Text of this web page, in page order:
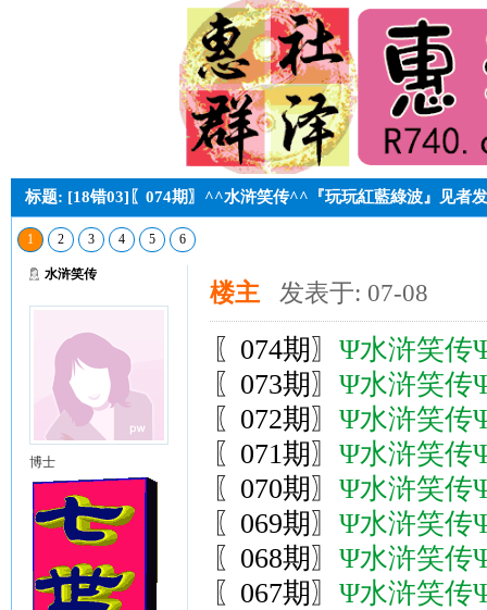
标题: [18错03]〖074期〗^^水浒笑传^^『玩玩紅藍綠波』见者
1 2 3 4 5 6
水浒笑传
博士
楼主 发表于: 07-08
〖074期〗 Ψ水浒笑传
〖073期〗 Ψ水浒笑传
〖072期〗 Ψ水浒笑传
〖071期〗 Ψ水浒笑传
〖070期〗 Ψ水浒笑传
〖069期〗 Ψ水浒笑传
〖068期〗 Ψ水浒笑传
〖067期〗 Ψ水浒笑传